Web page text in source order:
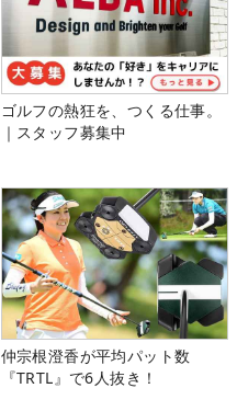
ゴルフの熱狂を、つくる仕事。
｜スタッフ募集中
仲宗根澄香が平均パット数
『TRTL』で6人抜き！